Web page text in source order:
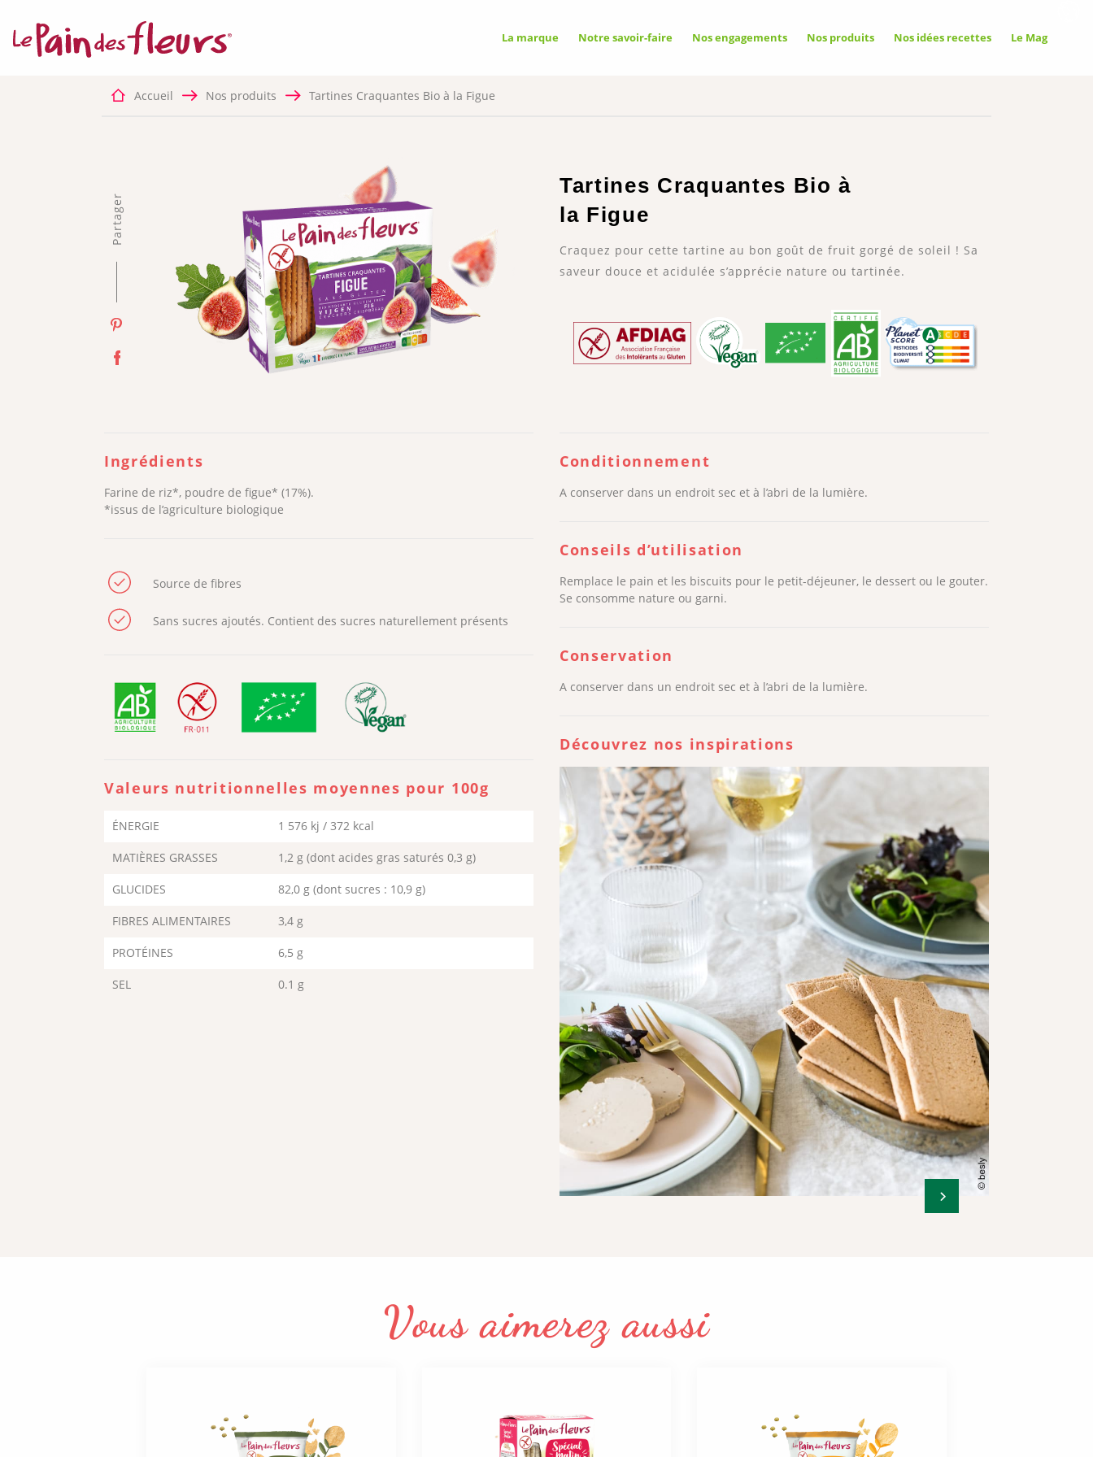
La marque Notre savoir-faire Nos engagements Nos produits Nos idées recettes Le Mag
Accueil Nos produits Tartines Craquantes Bio à la Figue
Partager
Tartines Craquantes Bio à
la Figue
Craquez pour cette tartine au bon goût de fruit gorgé de soleil ! Sa
saveur douce et acidulée s’apprécie nature ou tartinée.
Ingrédients
Farine de riz*, poudre de figue* (17%).
*issus de l’agriculture biologique
Source de fibres
Sans sucres ajoutés. Contient des sucres naturellement présents
Valeurs nutritionnelles moyennes pour 100g
ÉNERGIE 1 576 kj / 372 kcal
MATIÈRES GRASSES 1,2 g (dont acides gras saturés 0,3 g)
GLUCIDES 82,0 g (dont sucres : 10,9 g)
FIBRES ALIMENTAIRES 3,4 g
PROTÉINES 6,5 g
SEL 0.1 g
Conditionnement
A conserver dans un endroit sec et à l’abri de la lumière.
Conseils d’utilisation
Remplace le pain et les biscuits pour le petit-déjeuner, le dessert ou le gouter.
Se consomme nature ou garni.
Conservation
A conserver dans un endroit sec et à l’abri de la lumière.
Découvrez nos inspirations
Vous aimerez aussi
désactivés.
Facebook Pixel
Ce service peut déposer 8 cookies.
✓ Autoriser